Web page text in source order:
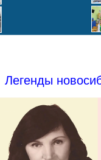
Легенды